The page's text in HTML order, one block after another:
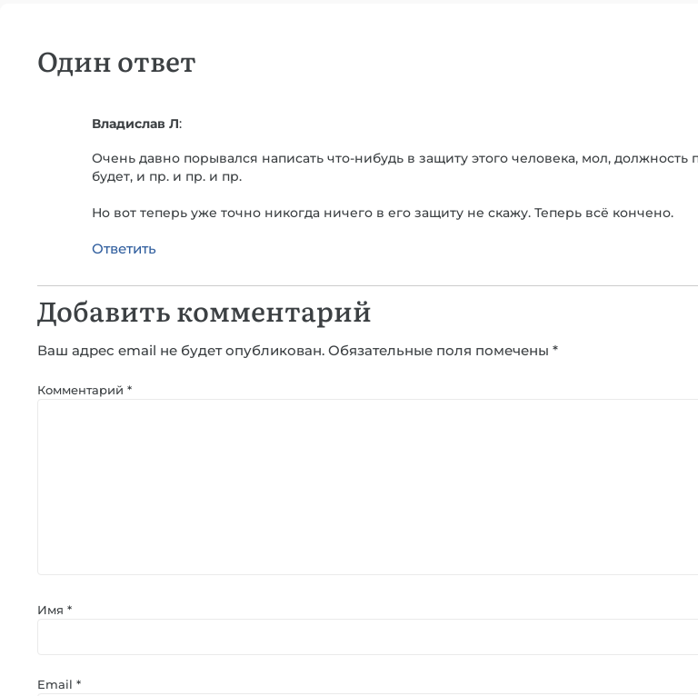
Один ответ
Владислав Л:
Очень давно порывался написать что-нибудь в защиту этого человека, мол, должность
будет, и пр. и пр. и пр.
Но вот теперь уже точно никогда ничего в его защиту не скажу. Теперь всё кончено.
Ответить
Добавить комментарий
Ваш адрес email не будет опубликован. Обязательные поля помечены *
Комментарий *
Имя *
Email *